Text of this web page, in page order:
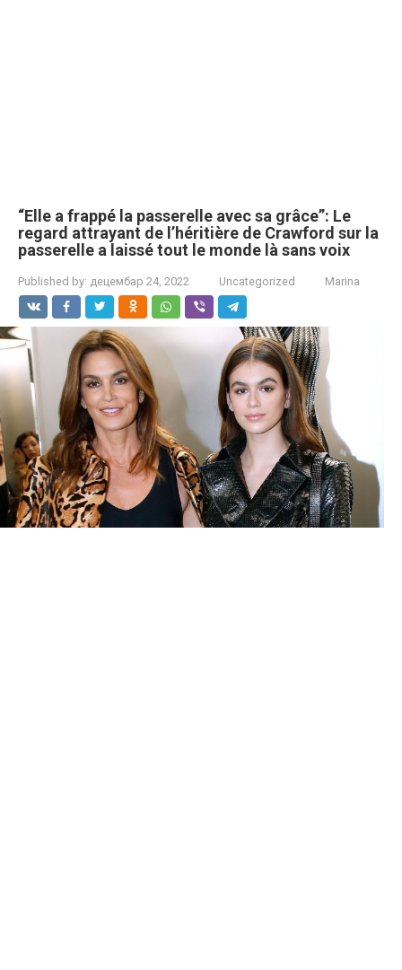
“Elle a frappé la passerelle avec sa grâce”: Le
regard attrayant de l’héritière de Crawford sur la
passerelle a laissé tout le monde là sans voix
Published by: децембар 24, 2022 Uncategorized Marina